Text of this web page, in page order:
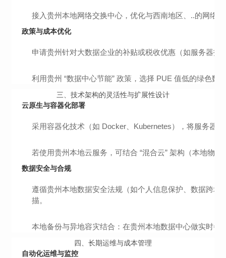
接入贵州本地网络交换中心，优化与西南地区、..的网络
政策与成本优化
申请贵州针对大数据企业的补贴或税收优惠（如服务器
利用贵州 “数据中心节能” 政策，选择 PUE 值低的绿色
三、 技术架构的灵活性与扩展性设计
云原生与容器化部署
采用容器化技术（如 Docker、Kubernetes），将服务器
若使用贵州本地云服务，可结合 “混合云” 架构（本地物
数据安全与合规
遵循贵州本地数据安全法规（如个人信息保护、数据跨
描。
本地备份与异地容灾结合：在贵州本地数据中心做实时
四、 长期运维与成本管理
自动化运维与监控